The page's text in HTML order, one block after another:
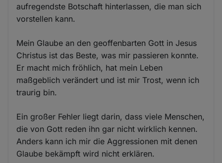
aufregendste Botschaft hinterlassen, die man sich
vorstellen kann.
Mein Glaube an den geoffenbarten Gott in Jesus
Christus ist das Beste, was mir passieren konnte.
Er macht mich fröhlich, hat mein Leben
maßgeblich verändert und ist mir Trost, wenn ich
traurig bin.
Ein großer Fehler liegt darin, dass viele Menschen,
die von Gott reden ihn gar nicht wirklich kennen.
Anders kann ich mir die Aggressionen mit denen
Glaube bekämpft wird nicht erklären.